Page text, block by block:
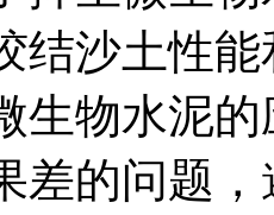
结沙土性
生物水泥
差的问题